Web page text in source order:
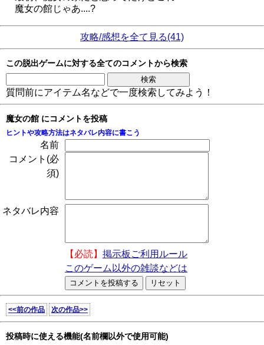
魔女の館じゃあ....?
攻略/感想を全て見る(41)
この脱出ゲームに対する全てのコメントから検索
質問前にアイテム名などで一度検索してみよう！
魔女の館 にコメントを投稿
ヒントや攻略方法はネタバレ内容に書こう
名前
コメント(必
須)
ネタバレ内容
【必読】 掲示板ご利用ルール
このゲーム以外の雑談などは
<<前の作品 次の作品>>
投稿時に使える機能(名前欄以外で使用可能)